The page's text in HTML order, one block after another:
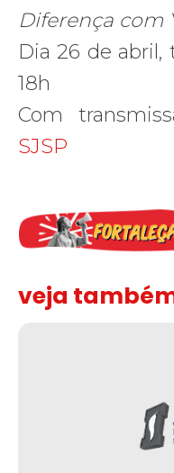
Diferença com
Dia 26 de abril,
18h
Com
SJSP
veja